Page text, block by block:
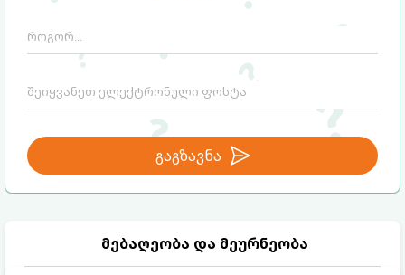
გაგზავნა
მებაღეობა და მეურნეობა